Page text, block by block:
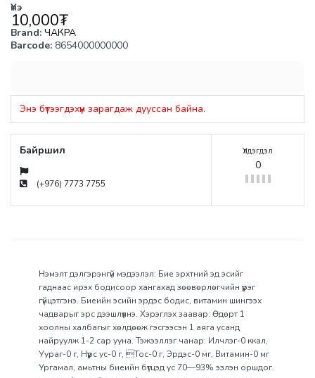
Үнэ
10,000₮
Brand: ЧАКРА
Barcode: 8654000000000
Энэ бүтээгдэхүүн зарагдаж дууссан байна.
Байршил
(+976) 7773 7755
Үлдэгдэл
0
Нэмэлт дэлгэрэнгүй мэдээлэл: Бие эрхтний эд эсийг
гаднаас ирэх бодисоор хангахад зөөвөрлөгчийн үүрэг
гүйцэтгэнэ. Биеийн эсийн эрдэс бодис, витамин шингээх
чадварыг эрс дээшлүүлнэ. Хэрэглэх заавар: Өдөрт 1
хоолны халбагыг хөлдөөж гэсгээсэн 1 аяга усанд
найруулж 1-2 сар ууна. Тэжээллэг чанар: Илчлэг-0 ккал,
Уураг-0 г, Нүүрс ус-0 г, Тос-0 г, Эрдэс-0 мг, Витамин-0 мг
Ургамал, амьтны биеийн бүтцэд ус 70—93% эзлэн оршдог.